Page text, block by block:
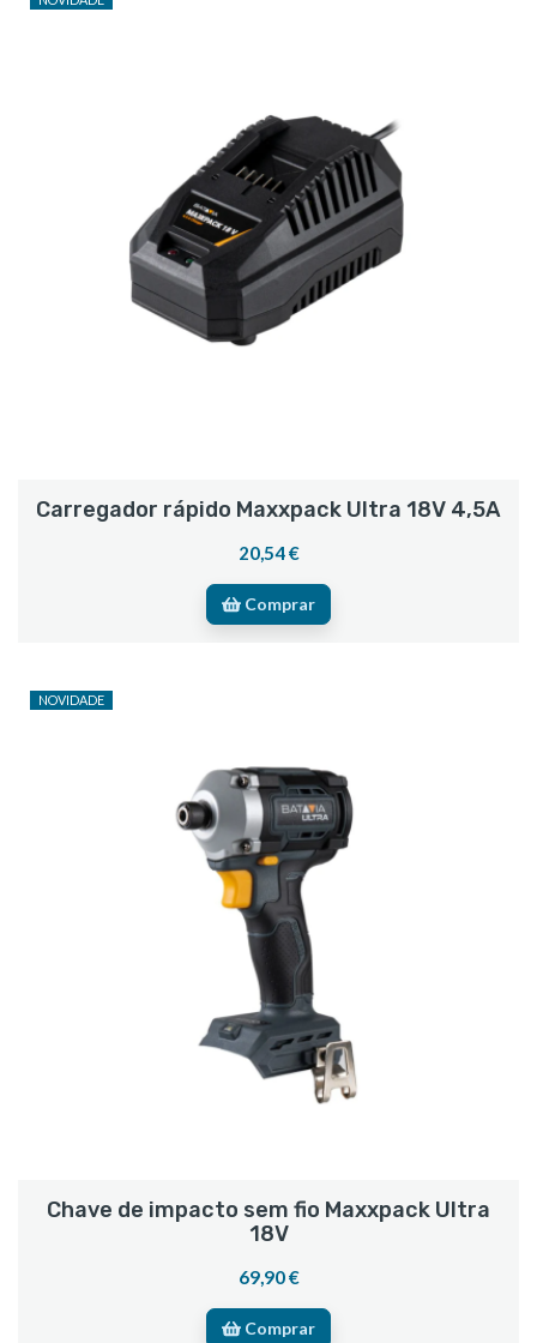
Carregador rápido Maxxpack Ultra 18V 4,5A
20,54 €
Comprar
NOVIDADE
Chave de impacto sem fio Maxxpack Ultra
18V
69,90 €
Comprar